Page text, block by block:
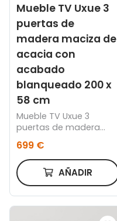
Mueble TV Uxue 3
puertas de
madera maciza de
acacia con
acabado
blanqueado 200 x
58 cm
Mueble TV Uxue 3
puertas de madera
acabado blanqueado
200 x 58 cm
699 €
AÑADIR